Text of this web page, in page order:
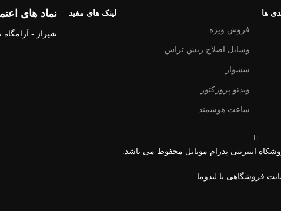
ها
لینک های مفید
فروش ویژه
وسایل اصلاح ریش تراش
سشوار
ویدئو پروژکتور
ساعت هوشمند
نماد های
شیراز - آرامگاه سعدی
اینترنتی پدرام موبایل محفوظ می باشد.
فروشگاهی با لیدوما